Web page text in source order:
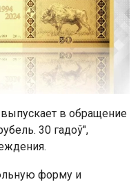
в обращение
30 гадоў",
форму и